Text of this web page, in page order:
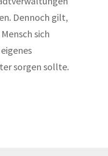
Dennoch gilt,
sich
sorgen sollte.